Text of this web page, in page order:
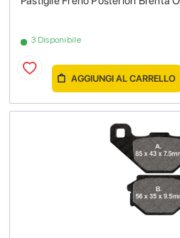
3 Disponibile
AGGIUNGI AL CARRELLO